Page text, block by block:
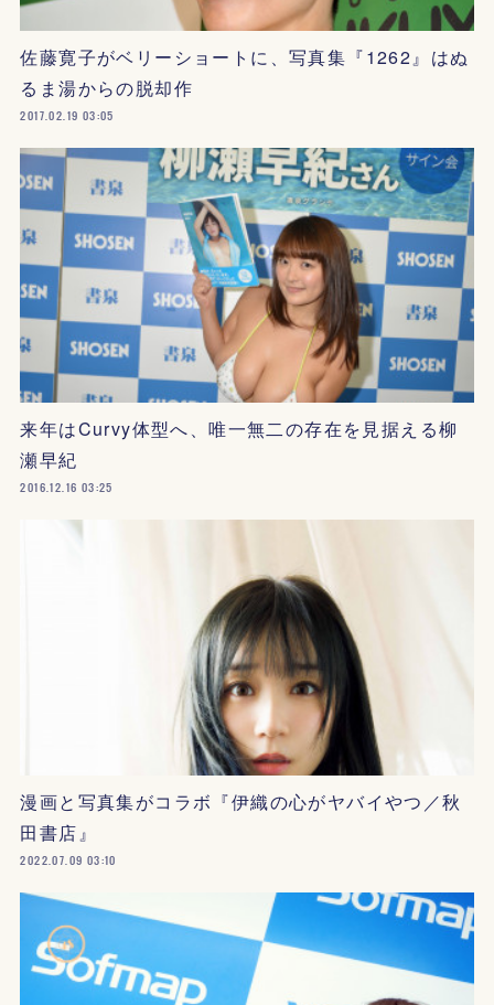
佐藤寛子がベリーショートに、写真集『1262』はぬ
るま湯からの脱却作
2017.02.19 03:05
来年はCurvy体型へ、唯一無二の存在を見据える柳
瀬早紀
2016.12.16 03:25
漫画と写真集がコラボ『伊織の心がヤバイやつ／秋
田書店』
2022.07.09 03:10